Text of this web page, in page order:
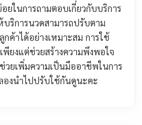
ยในการถามตอบเกี่ยวกับบริการ
บริการนวดสามารถปรับตาม
กค้าได้อย่างเหมาะสม การใช้
พียงแต่ช่วยสร้างความพึงพอใจ
วยเพิ่มความเป็นมืออาชีพในการ
องนำไปปรับใช้กันดูนะคะ